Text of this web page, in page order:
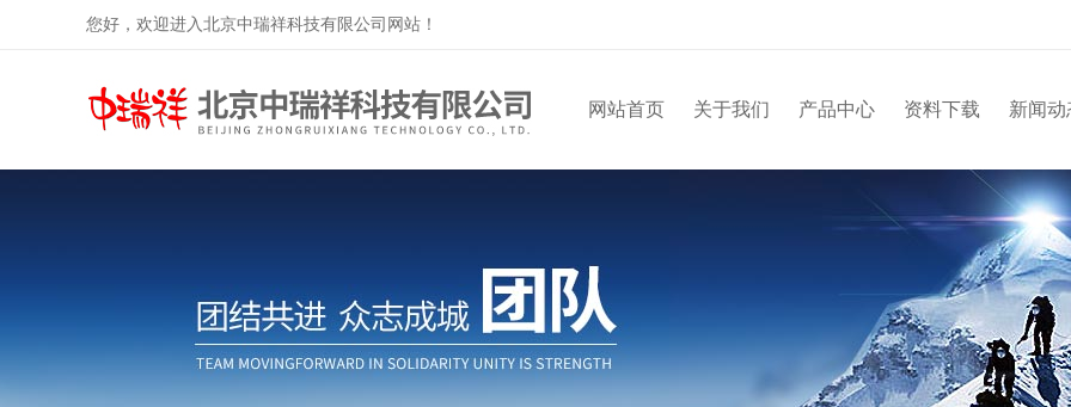
您好，欢迎进入北京中瑞祥科技有限公司网站！
网站首页 关于我们 产品中心 资料下载 新闻动